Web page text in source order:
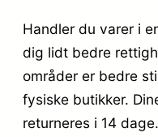
Handler du varer i
dig lidt bedre
områder er bedre
fysiske butikker.
returneres i 14